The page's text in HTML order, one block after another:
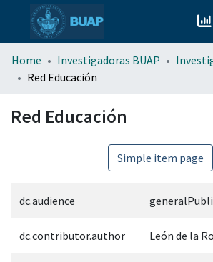
menu.section.about_menu
Home Investigadoras BUAP
Red Educación
Red Educación
Simple item page
dc.audience
dc.contributor.author León de la